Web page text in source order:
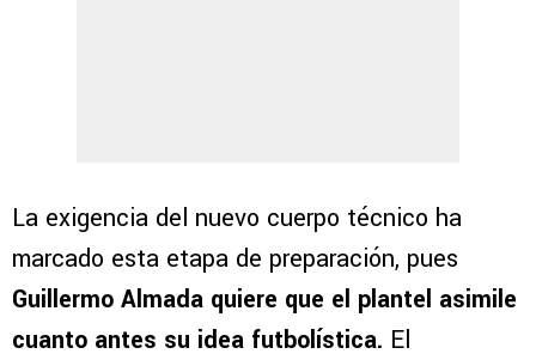
La exigencia del nuevo cuerpo técnico ha
marcado esta etapa de preparación, pues
Guillermo Almada quiere que el plantel asimile
cuanto antes su idea futbolística. El